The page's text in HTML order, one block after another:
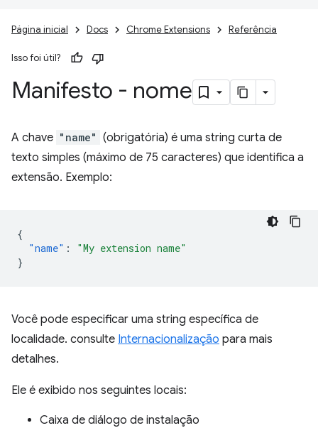
Página inicial Docs Chrome Extensions Referência
Isso foi útil?
Manifesto - nome
A chave "name" (obrigatória) é uma string curta de
texto simples (máximo de 75 caracteres) que identifica a
extensão. Exemplo:
{
"name" :
"My extension name"
}
Você pode especificar uma string específica de
localidade. consulte Internacionalização para mais
detalhes.
Ele é exibido nos seguintes locais:
Caixa de diálogo de instalação